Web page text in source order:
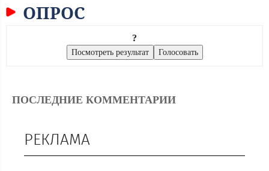
ОПРОС
?
ПОСЛЕДНИЕ КОММЕНТАРИИ
РЕКЛАМА